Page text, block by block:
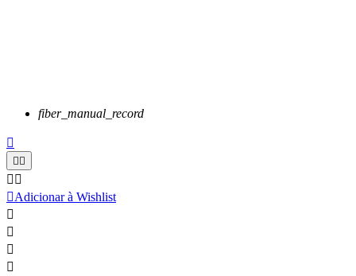
fiber_manual_record


 
Adicionar à Wishlist



